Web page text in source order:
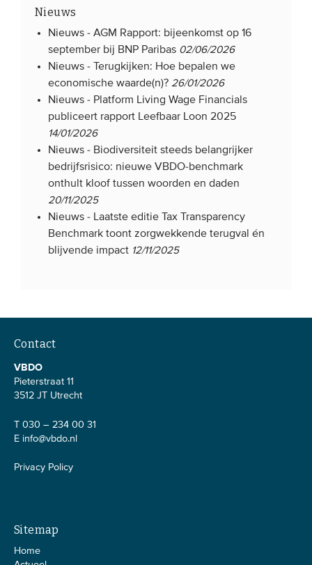
Nieuws
Nieuws -AGM Rapport: bijeenkomst op 16
september bij BNP Paribas 02/06/2026
Nieuws -
Terugkijken: Hoe bepalen we
economische waarde(n)? 26/01/2026
Nieuws - Platform Living Wage Financials
publiceert rapport Leefbaar Loon 2025
14/01/2026
Nieuws - Biodiversiteit steeds belangrijker
bedrijfsrisico: nieuwe VBDO-benchmark
onthult kloof tussen woorden en daden
20/11/2025
Nieuws - Laatste editie Tax Transparency
Benchmark toont zorgwekkende terugval én
blijvende impact 12/11/2025
Contact
VBDO
Pieterstraat 11
3512 JT Utrecht
T 030 – 234 00 31
E info@vbdo.nl
Privacy Policy
Sitemap
Home